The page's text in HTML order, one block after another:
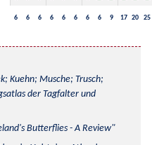
6 6 6 6 6 6 6 6 9 17 20 25
Kuehn; Musche; Trusch;
der Tagfalter und
Butterflies - A Review